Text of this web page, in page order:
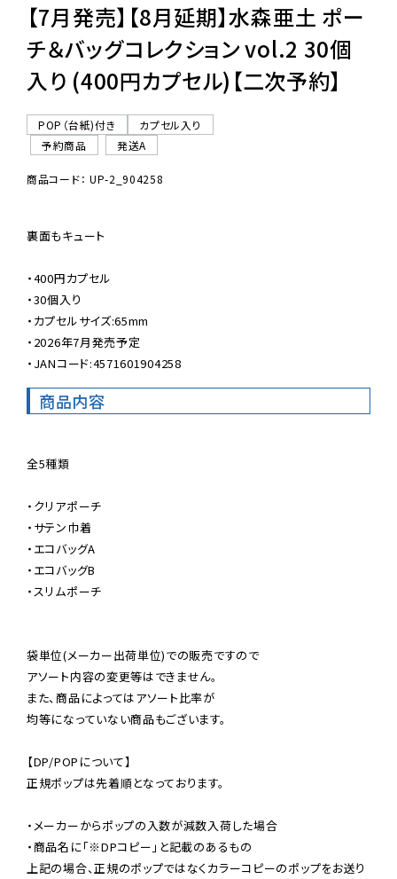
【7月発売】【8月延期】水森亜土 ポー
チ＆バッグコレクション vol.2 30個
入り (400円カプセル)【二次予約】
POP（台紙)付き
カプセル入り
予約商品
発送A
商品コード： UP-2_904258
裏面もキュート
・400円カプセル
・30個入り
・カプセルサイズ:65mm
・2026年7月発売予定
・JANコード:4571601904258
商品内容
全5種類
・クリアポーチ
・サテン巾着
・エコバッグA
・エコバッグB
・スリムポーチ
袋単位(メーカー出荷単位)での販売ですので
アソート内容の変更等はできません。
また、商品によってはアソート比率が
均等になっていない商品もございます。
【DP/POPについて】
正規ポップは先着順となっております。
・メーカーからポップの入数が減数入荷した場合
・商品名に「※DPコピー」と記載のあるもの
上記の場合、正規のポップではなくカラーコピーのポップをお送り